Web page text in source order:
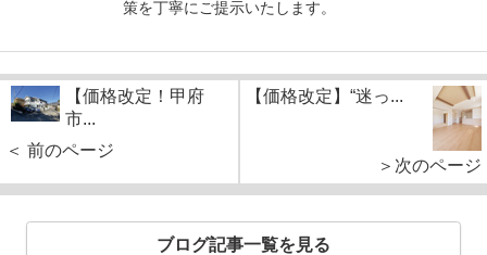
策を丁寧にご提示いたします。
【価格改定！甲府
市...
＜ 前のページ
【価格改定】“迷っ...
＞次のページ
ブログ記事一覧を見る